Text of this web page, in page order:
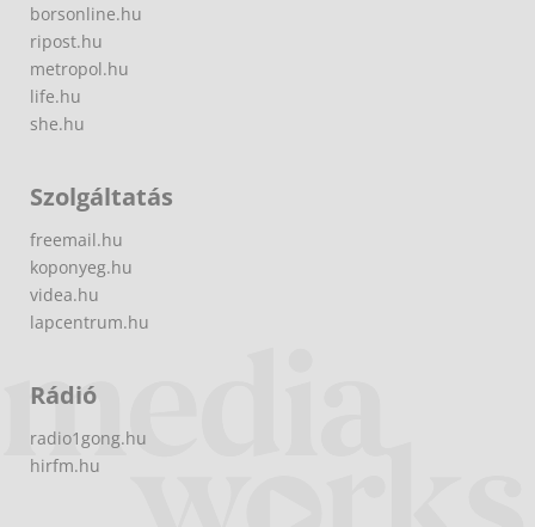
borsonline.hu
ripost.hu
metropol.hu
life.hu
she.hu
Szolgáltatás
freemail.hu
koponyeg.hu
videa.hu
lapcentrum.hu
Rádió
radio1gong.hu
hirfm.hu